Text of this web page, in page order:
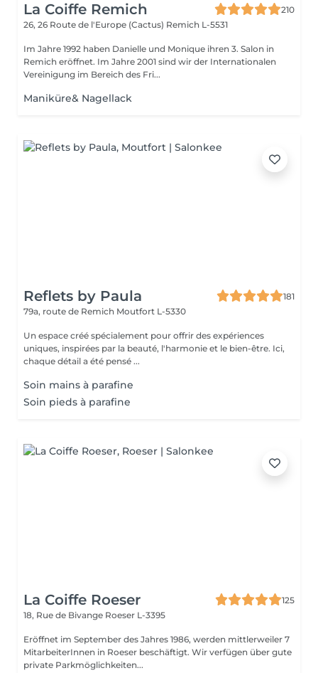
La Coiffe Remich
210
26, 26 Route de l'Europe (Cactus) Remich L-5531
Im Jahre 1992 haben Danielle und Monique ihren 3. Salon in
Remich eröffnet. Im Jahre 2001 sind wir der Internationalen
Vereinigung im Bereich des Fri...
Maniküre& Nagellack
Reflets by Paula
181
79a, route de Remich Moutfort L-5330
Un espace créé spécialement pour offrir des expériences
uniques, inspirées par la beauté, l'harmonie et le bien-être. Ici,
chaque détail a été pensé ...
Soin mains à parafine
Soin pieds à parafine
La Coiffe Roeser
125
18, Rue de Bivange Roeser L-3395
Eröffnet im September des Jahres 1986, werden mittlerweiler 7
MitarbeiterInnen in Roeser beschäftigt. Wir verfügen über gute
private Parkmöglichkeiten...